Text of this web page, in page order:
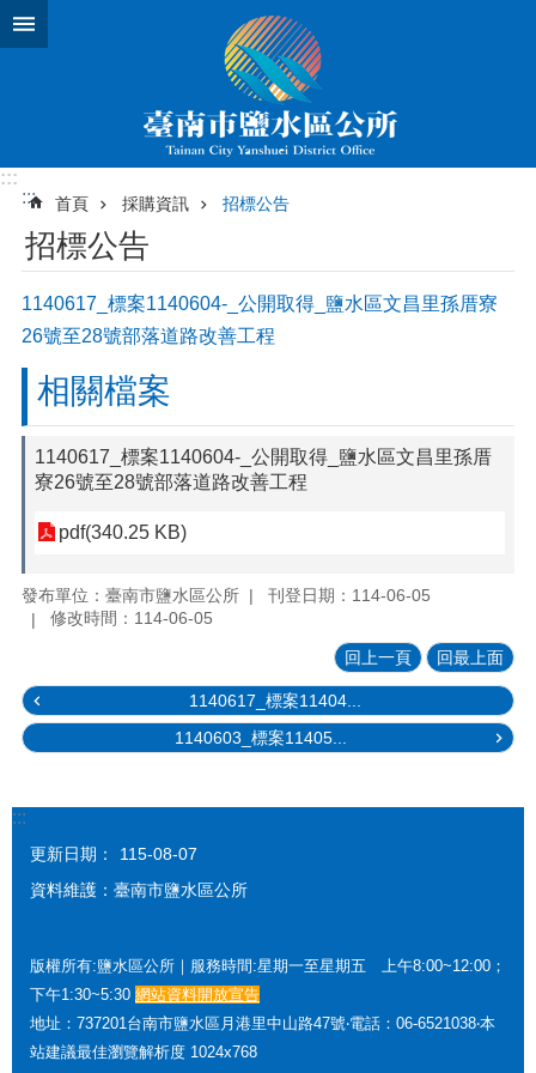
跳到主要內容區塊
:::
:::
首頁 採購資訊 招標公告
招標公告
1140617_標案1140604-_公開取得_鹽水區文昌里孫厝寮
26號至28號部落道路改善工程
相關檔案
1140617_標案1140604-_公開取得_鹽水區文昌里孫厝
寮26號至28號部落道路改善工程
pdf(340.25 KB)
發布單位：臺南市鹽水區公所
刊登日期：114-06-05
修改時間：114-06-05
回上一頁 回最上面
1140617_標案11404...
1140603_標案11405...
:::
更新日期：
115-08-07
資料維護：臺南市鹽水區公所
版權所有:鹽水區公所｜服務時間:星期一至星期五 上午8:00~12:00；
下午1:30~5:30 網站資料開放宣告
地址：737201台南市鹽水區月港里中山路47號‧電話：06-6521038‧本
站建議最佳瀏覽解析度 1024x768